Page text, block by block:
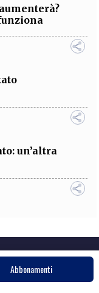
un’altra
Abbonamenti